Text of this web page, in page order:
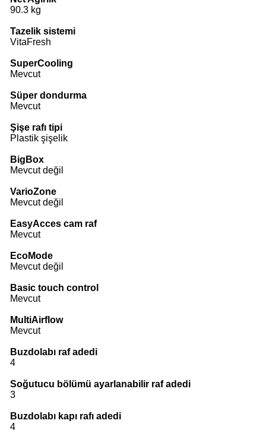
90.3 kg
Tazelik sistemi
VitaFresh
SuperCooling
Mevcut
Süper dondurma
Mevcut
Şişe rafı tipi
Plastik şişelik
BigBox
Mevcut değil
VarioZone
Mevcut değil
EasyAcces cam raf
Mevcut
EcoMode
Mevcut değil
Basic touch control
Mevcut
MultiAirflow
Mevcut
Buzdolabı raf adedi
4
Soğutucu bölümü ayarlanabilir raf adedi
3
Buzdolabı kapı rafı adedi
4